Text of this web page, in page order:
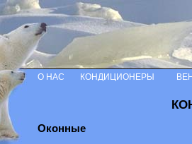
Оконные
О НАС КОНДИЦИОНЕРЫ